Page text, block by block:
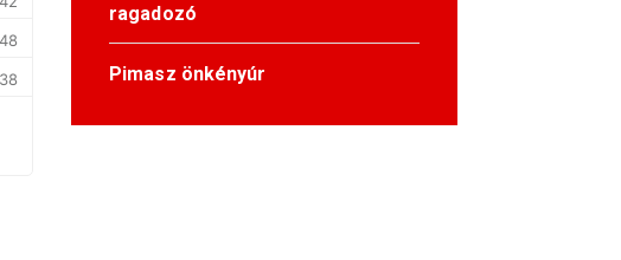
ragadozó
Pimasz önkényúr